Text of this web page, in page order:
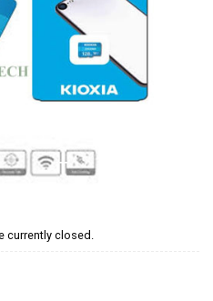
currently closed.